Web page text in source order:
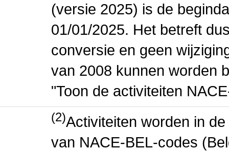
(versie 2025) is de
01/01/2025. Het betreft
conversie en geen
van 2008 kunnen worden
"Toon de activiteiten
(2)Activiteiten worden in
van NACE-BEL-codes